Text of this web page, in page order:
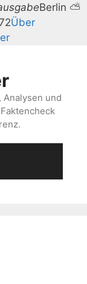
Berlin ⛅
Über
und